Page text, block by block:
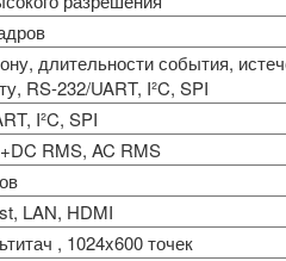
длительности события,
RS-232/UART, I²C, SPI
I²C, SPI
RMS, AC RMS
LAN, HDMI
, 1024x600 точек